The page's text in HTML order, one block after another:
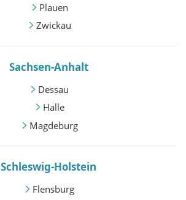
Plauen
Zwickau
Sachsen-Anhalt
Dessau
Halle
Magdeburg
Schleswig-Holstein
Flensburg